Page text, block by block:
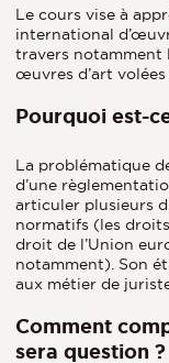
Le cours vise à
international
travers notamment
œuvres d’art
Pourquoi est-
La problématique
d’une
articuler plusieurs
normatifs (les
droit de l’Union
notamment). Son
aux métier de
Comment
sera question ?